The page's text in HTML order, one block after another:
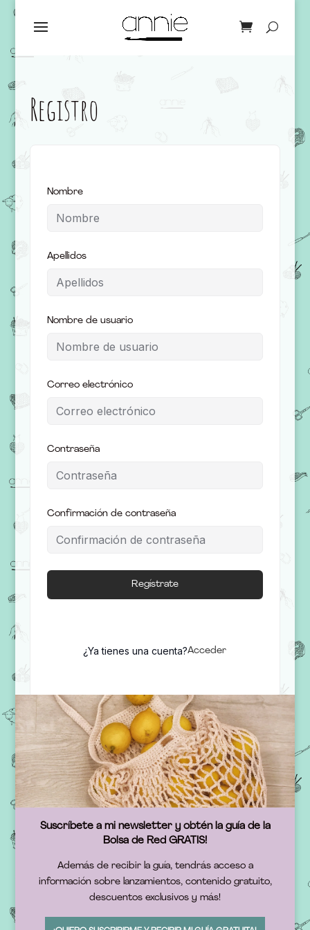
Registro
Nombre
Apellidos
Nombre de usuario
Correo electrónico
Contraseña
Confirmación de contraseña
Regístrate
¿Ya tienes una cuenta?Acceder
Suscríbete a mi newsletter y obtén la guía de la
Bolsa de Red GRATIS!
Además de recibir la guía, tendrás acceso a
información sobre lanzamientos, contenido gratuito,
descuentos exclusivos y más!